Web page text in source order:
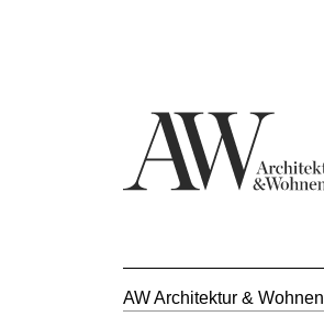
AW Architektur & Wohnen